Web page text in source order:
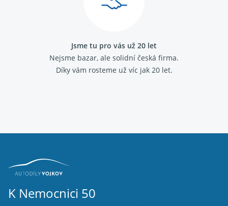
Jsme tu pro vás už 20 let
Nejsme bazar, ale solidní česká firma.
Díky vám rosteme už víc jak 20 let.
K Nemocnici 50